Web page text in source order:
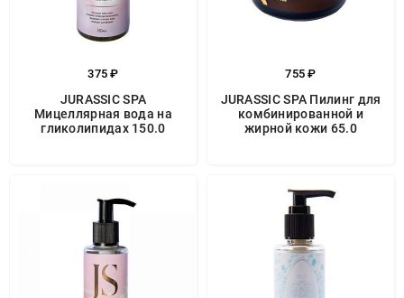
375 ₽
JURASSIC SPA
Мицеллярная вода на
гликолипидах 150.0
755 ₽
JURASSIC SPA Пилинг для
комбинированной и
жирной кожи 65.0